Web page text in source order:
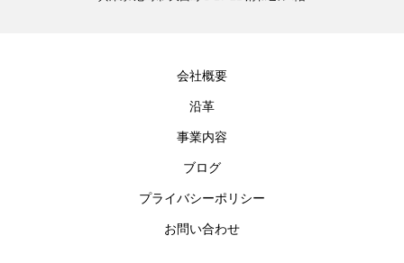
会社概要
沿革
事業内容
ブログ
プライバシーポリシー
お問い合わせ